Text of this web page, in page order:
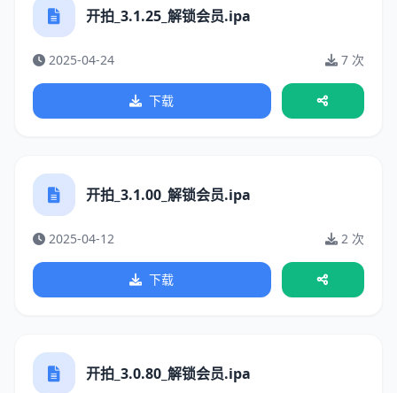
开拍_3.1.25_解锁会员.ipa
2025-04-24 7 次
下载
开拍_3.1.00_解锁会员.ipa
2025-04-12 2 次
下载
开拍_3.0.80_解锁会员.ipa